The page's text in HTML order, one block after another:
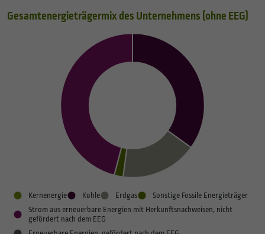
Gesamtenergieträgermix des Unternehmens (ohne EEG)
Kernenergie Kohle Erdgas
Sonstige Fossile Energieträger
Strom aus erneuerbare Energien mit Herkunftsnachweisen, nicht
gefördert nach dem EEG